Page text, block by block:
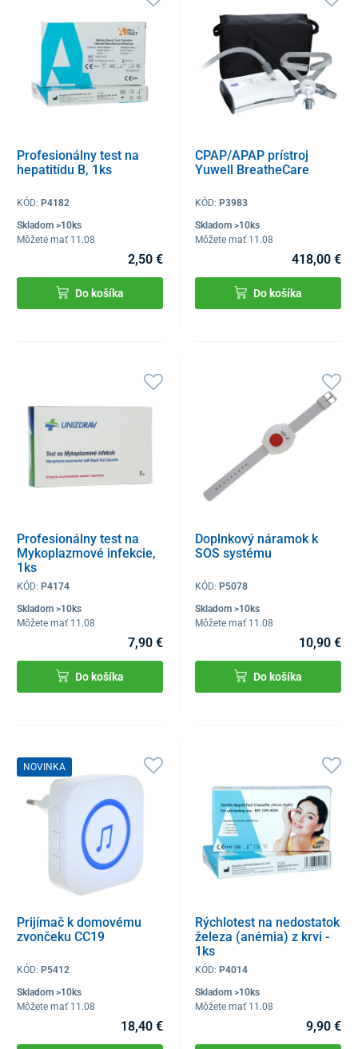
Profesionálny test na
hepatitídu B, 1ks
KÓD: P4182
Skladom >10ks
Môžete mať 11.08
2,50 €
Do košíka
CPAP/APAP prístroj
Yuwell BreatheCare
KÓD: P3983
Skladom >10ks
Môžete mať 11.08
418,00 €
Do košíka
Profesionálny test na
Mykoplazmové infekcie,
1ks
KÓD: P4174
Skladom >10ks
Môžete mať 11.08
7,90 €
Do košíka
Doplnkový náramok k
SOS systému
KÓD: P5078
Skladom >10ks
Môžete mať 11.08
10,90 €
Do košíka
NOVINKA
Prijímač k domovému
zvončeku CC19
KÓD: P5412
Skladom >10ks
Môžete mať 11.08
18,40 €
Rýchlotest na nedostatok
železa (anémia) z krvi -
1ks
KÓD: P4014
Skladom >10ks
Môžete mať 11.08
9,90 €